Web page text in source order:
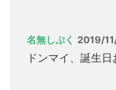
名無しぷく 2019/
ドンマイ、誕生日